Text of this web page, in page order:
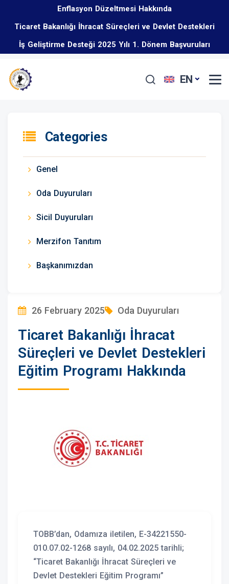
Enflasyon Düzeltmesi Hakkında
Ticaret Bakanlığı İhracat Süreçleri ve Devlet Destekleri
Eğitim Programı Hakkında
İş Geliştirme Desteği 2025 Yılı 1. Dönem Başvuruları
EN
Categories
Genel
Oda Duyuruları
Sicil Duyuruları
Merzifon Tanıtım
Başkanımızdan
26 February 2025 Oda Duyuruları
Ticaret Bakanlığı İhracat
Süreçleri ve Devlet Destekleri
Eğitim Programı Hakkında
TOBB’dan, Odamıza iletilen, E-34221550-
010.07.02-1268 sayılı, 04.02.2025 tarihli;
“Ticaret Bakanlığı İhracat Süreçleri ve
Devlet Destekleri Eğitim Programı”